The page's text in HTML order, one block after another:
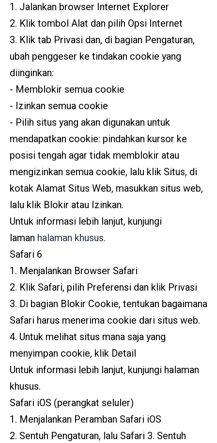
1. Jalankan browser Internet Explorer
2. Klik tombol Alat dan pilih Opsi Internet
3. Klik tab Privasi dan, di bagian Pengaturan,
ubah penggeser ke tindakan cookie yang
diinginkan:
- Memblokir semua cookie
- Izinkan semua cookie
- Pilih situs yang akan digunakan untuk
mendapatkan cookie: pindahkan kursor ke
posisi tengah agar tidak memblokir atau
mengizinkan semua cookie, lalu klik Situs, di
kotak Alamat Situs Web, masukkan situs web,
lalu klik Blokir atau Izinkan.
Untuk informasi lebih lanjut, kunjungi
laman halaman khusus.
Safari 6
1. Menjalankan Browser Safari
2. Klik Safari, pilih Preferensi dan klik Privasi
3. Di bagian Blokir Cookie, tentukan bagaimana
Safari harus menerima cookie dari situs web.
4. Untuk melihat situs mana saja yang
menyimpan cookie, klik Detail
Untuk informasi lebih lanjut, kunjungi halaman
khusus.
Safari iOS (perangkat seluler)
1. Menjalankan Peramban Safari iOS
2. Sentuh Pengaturan, lalu Safari 3. Sentuh